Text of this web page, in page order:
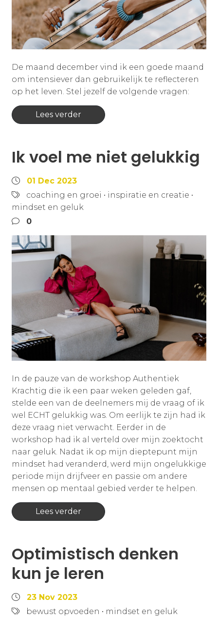
De maand december vind ik een goede maand
om intensiever dan gebruikelijk te reflecteren
op het leven. Stel jezelf de volgende vragen:
Lees verder
Ik voel me niet gelukkig
01 Dec 2023
coaching en groei • inspiratie en creatie •
mindset en geluk
0
In de pauze van de workshop Authentiek
Krachtig die ik een paar weken geleden gaf,
stelde een van de deelnemers mij de vraag of ik
wel ECHT gelukkig was. Om eerlijk te zijn had ik
deze vraag niet verwacht. Eerder in de
workshop had ik al verteld over mijn zoektocht
naar geluk. Nadat ik op mijn dieptepunt mijn
mindset had veranderd, werd mijn ongelukkige
periode mijn drijfveer en passie om andere
mensen op mentaal gebied verder te helpen.
Lees verder
Optimistisch denken
kun je leren
23 Nov 2023
bewust opvoeden • mindset en geluk